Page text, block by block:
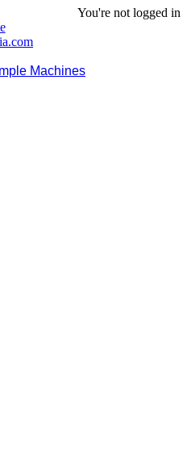
You're not logged in
Machines